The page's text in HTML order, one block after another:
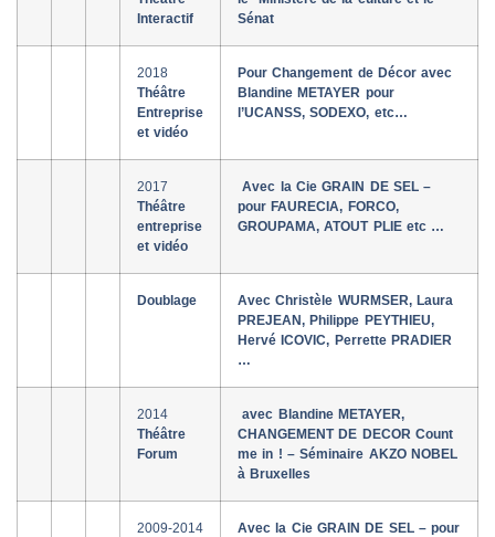
Interactif
Sénat
2018
Théâtre
Entreprise
et vidéo
Pour Changement de Décor avec
Blandine METAYER pour
l’UCANSS, SODEXO, etc…
2017
Théâtre
entreprise
et vidéo
Avec la Cie GRAIN DE SEL –
pour FAURECIA, FORCO,
GROUPAMA, ATOUT PLIE etc …
Doublage
Avec Christèle WURMSER, Laura
PREJEAN, Philippe PEYTHIEU,
Hervé ICOVIC, Perrette PRADIER
…
2014
Théâtre
Forum
avec Blandine METAYER,
CHANGEMENT DE DECOR Count
me in ! – Séminaire AKZO NOBEL
à Bruxelles
2009-2014
Avec la Cie GRAIN DE SEL – pour